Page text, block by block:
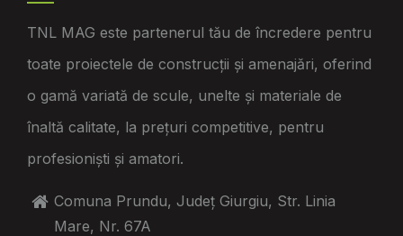
TNL MAG este partenerul tău de încredere pentru
toate proiectele de construcții și amenajări, oferind
o gamă variată de scule, unelte și materiale de
înaltă calitate, la prețuri competitive, pentru
profesioniști și amatori.
Comuna Prundu, Județ Giurgiu, Str. Linia
Mare, Nr. 67A